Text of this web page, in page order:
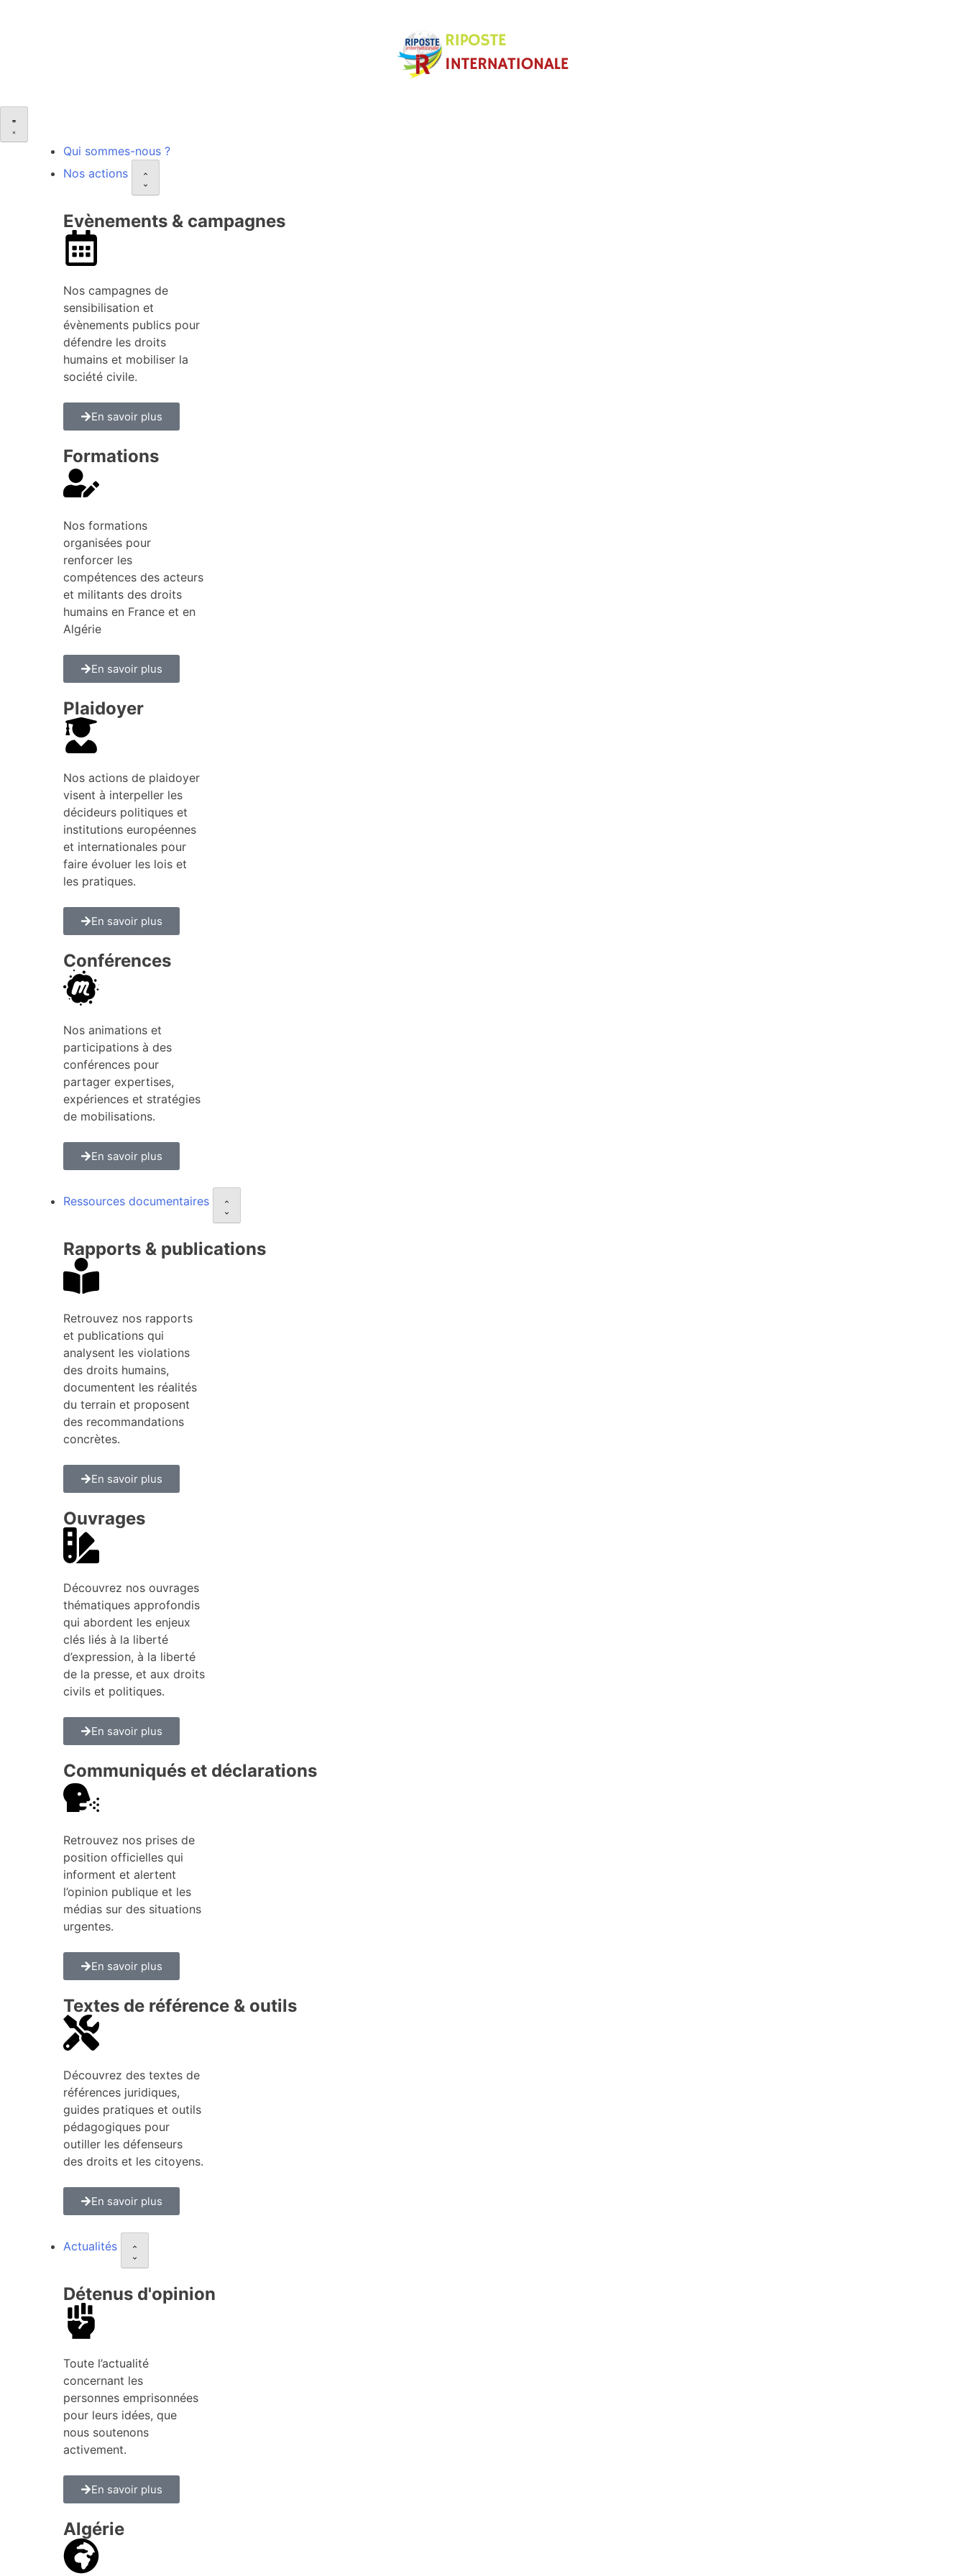
Qui sommes-nous ?
Nos actions
Evènements & campagnes
Nos campagnes de
sensibilisation et
évènements publics pour
défendre les droits
humains et mobiliser la
société civile.
En savoir plus
Formations
Nos formations
organisées pour
renforcer les
compétences des acteurs
et militants des droits
humains en France et en
Algérie
En savoir plus
Plaidoyer
Nos actions de plaidoyer
visent à interpeller les
décideurs politiques et
institutions européennes
et internationales pour
faire évoluer les lois et
les pratiques.
En savoir plus
Conférences
Nos animations et
participations à des
conférences pour
partager expertises,
expériences et stratégies
de mobilisations.
En savoir plus
Ressources documentaires
Rapports & publications
Retrouvez nos rapports
et publications qui
analysent les violations
des droits humains,
documentent les réalités
du terrain et proposent
des recommandations
concrètes.
En savoir plus
Ouvrages
Découvrez nos ouvrages
thématiques approfondis
qui abordent les enjeux
clés liés à la liberté
d’expression, à la liberté
de la presse, et aux droits
civils et politiques.
En savoir plus
Communiqués et déclarations
Retrouvez nos prises de
position officielles qui
informent et alertent
l’opinion publique et les
médias sur des situations
urgentes.
En savoir plus
Textes de référence & outils
Découvrez des textes de
références juridiques,
guides pratiques et outils
pédagogiques pour
outiller les défenseurs
des droits et les citoyens.
En savoir plus
Actualités
Détenus d'opinion
Toute l’actualité
concernant les
personnes emprisonnées
pour leurs idées, que
nous soutenons
activement.
En savoir plus
Algérie